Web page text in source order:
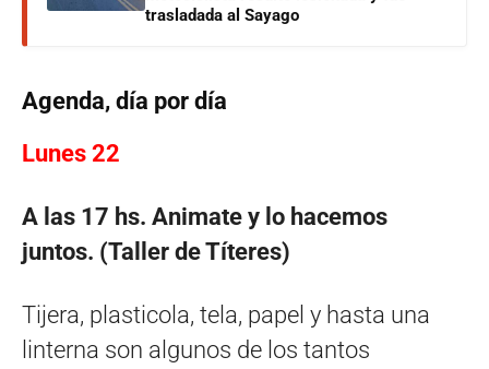
trasladada al Sayago
Agenda, día por día
Lunes 22
A las 17 hs. Animate y lo hacemos
juntos. (Taller de Títeres)
Tijera, plasticola, tela, papel y hasta una
linterna son algunos de los tantos